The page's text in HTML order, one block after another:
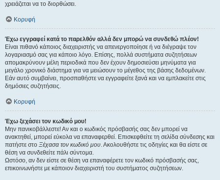
χρειάζεται να το διορθώσει.
Κορυφή
Έχω εγγραφεί κατά το παρελθόν αλλά δεν μπορώ να συνδεθώ πλέον!
Είναι πιθανό κάποιος διαχειριστής να απενεργοποίησε ή να διέγραψε τον
λογαριασμό σας για κάποιο λόγο. Επίσης, πολλά συστήματα συζητήσεων
απομακρύνουν μέλη περιοδικά που δεν έχουν δημοσιεύσει μηνύματα για
μεγάλο χρονικό διάστημα για να μειώσουν το μέγεθος της βάσης δεδομένων.
Εάν αυτό συμβαίνει, προσπαθήστε να εγγραφείτε ξανά και να εμπλακείτε στις
δημόσιες συζητήσεις.
Κορυφή
Έχω ξεχάσει τον κωδικό μου!
Μην πανικοβάλλεστε! Αν και ο κωδικός πρόσβασής σας δεν μπορεί να
ανακτηθεί, μπορεί εύκολα να επαναφερθεί. Επισκεφθείτε τη σελίδα σύνδεσης και
πατήστε στο Ξέχασα τον κωδικό μου. Ακολουθήστε τις οδηγίες και θα είστε σε
θέση να συνδεθείτε πάλι σύντομα.
Ωστόσο, αν δεν είστε σε θέση να επαναφέρετε τον κωδικό πρόσβασής σας,
επικοινωνήστε με κάποιον διαχειριστή του συστήματος συζητήσεων.